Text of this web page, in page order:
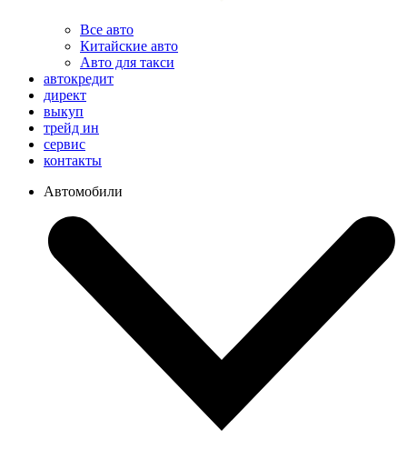
Все авто
Китайские авто
Авто для такси
автокредит
директ
выкуп
трейд ин
сервис
контакты
Автомобили